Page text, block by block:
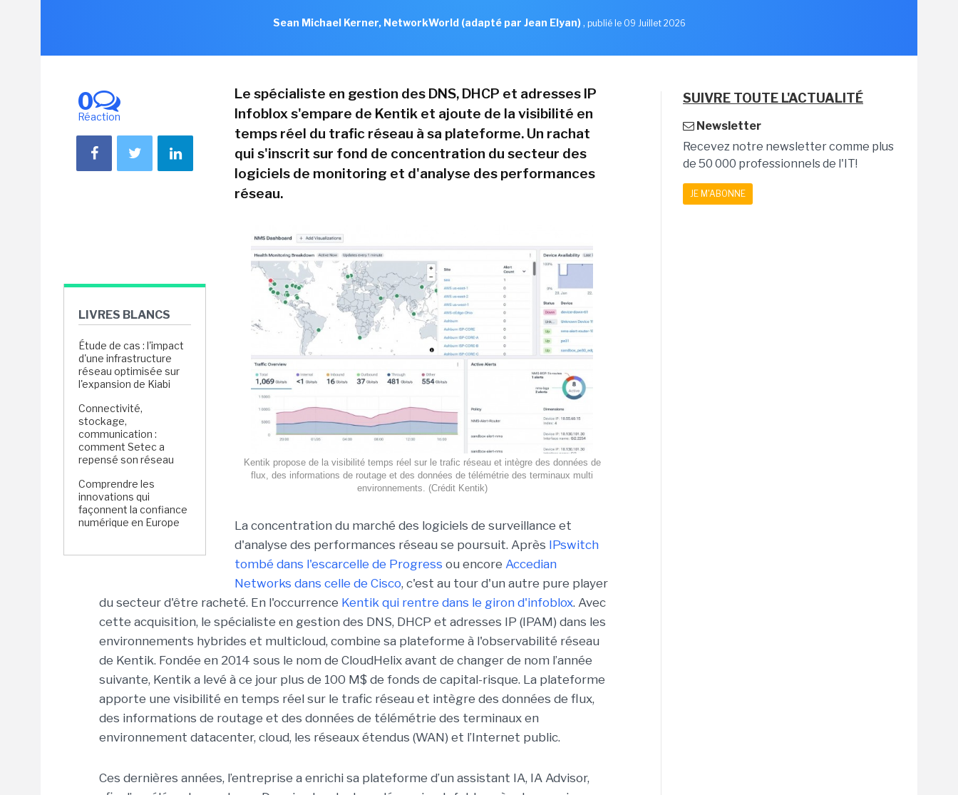
Sean Michael Kerner, NetworkWorld (adapté par Jean Elyan), publié le 09 Juillet 2026
0
Réaction
LIVRES BLANCS
Étude de cas : l'impact
d'une infrastructure
réseau optimisée sur
l'expansion de Kiabi
Connectivité,
stockage,
communication :
comment Setec a
repensé son réseau
Comprendre les
innovations qui
façonnent la confiance
numérique en Europe
Le spécialiste en gestion des DNS, DHCP et adresses IP
Infoblox s'empare de Kentik et ajoute de la visibilité en
temps réel du trafic réseau à sa plateforme. Un rachat
qui s'inscrit sur fond de concentration du secteur des
logiciels de monitoring et d'analyse des performances
réseau.
Kentik propose de la visibilité temps réel sur le trafic réseau et intègre des données de
flux, des informations de routage et des données de télémétrie des terminaux multi
environnements. (Crédit Kentik)
La concentration du marché des logiciels de surveillance et
d'analyse des performances réseau se poursuit. Après IPswitch
tombé dans l'escarcelle de Progress ou encore Accedian
Networks dans celle de Cisco, c'est au tour d'un autre pure player
du secteur d'être racheté. En l'occurrence Kentik qui rentre dans le giron d'infoblox. Avec
cette acquisition, le spécialiste en gestion des DNS, DHCP et adresses IP (IPAM) dans les
environnements hybrides et multicloud, combine sa plateforme à l'observabilité réseau
de Kentik. Fondée en 2014 sous le nom de CloudHelix avant de changer de nom l’année
suivante, Kentik a levé à ce jour plus de 100 M$ de fonds de capital-risque. La plateforme
apporte une visibilité en temps réel sur le trafic réseau et intègre des données de flux,
des informations de routage et des données de télémétrie des terminaux en
environnement datacenter, cloud, les réseaux étendus (WAN) et l’Internet public.
Ces dernières années, l’entreprise a enrichi sa plateforme d’un assistant IA, IA Advisor,
SUIVRE TOUTE L'ACTUALITÉ
Newsletter
Recevez notre newsletter comme plus
de 50 000 professionnels de l'IT!
JE M'ABONNE